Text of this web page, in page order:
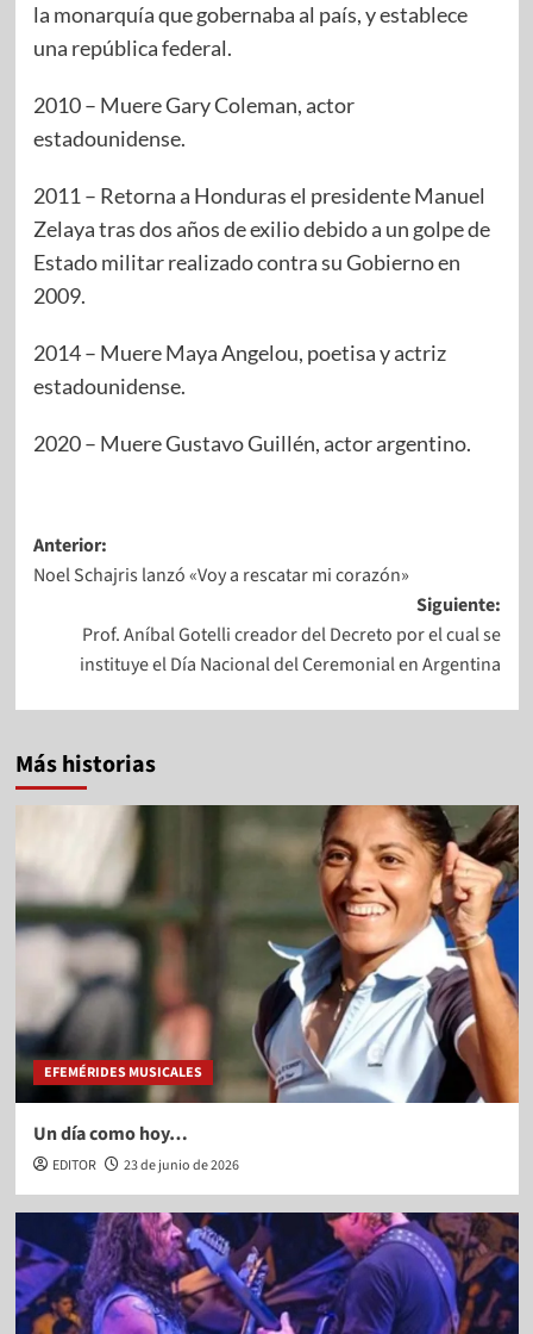
la monarquía que gobernaba al país, y establece
una república federal.
2010 – Muere Gary Coleman, actor
estadounidense.
2011 – Retorna a Honduras el presidente Manuel
Zelaya tras dos años de exilio debido a un golpe de
Estado militar realizado contra su Gobierno en
2009.
2014 – Muere Maya Angelou, poetisa y actriz
estadounidense.
2020 – Muere Gustavo Guillén, actor argentino.
Anterior:
Noel Schajris lanzó «Voy a rescatar mi corazón»
Siguiente:
Prof. Aníbal Gotelli creador del Decreto por el cual se
instituye el Día Nacional del Ceremonial en Argentina
Más historias
EFEMÉRIDES MUSICALES
Un día como hoy…
EDITOR 23 de junio de 2026